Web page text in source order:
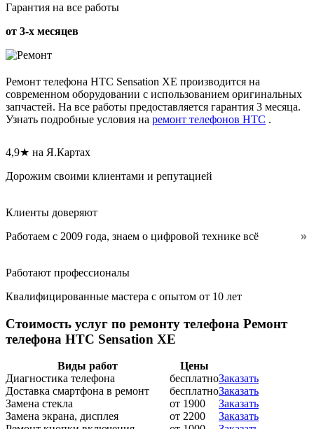
Гарантия на все работы
от 3-х месяцев
Ремонт телефона HTC Sensation XE производится на
современном оборудовании с использованием оригинальных
запчастей. На все работы предоставляется гарантия 3 месяца.
Узнать подробные условия на ремонт телефонов HTC .
4,9★ на Я.Картах
Дорожим своими клиентами и репутацией
Клиенты доверяют
Работаем с 2009 года, знаем о цифровой технике всё
Работают профессионалы
Квалифицированные мастера с опытом от 10 лет
Стоимость услуг по ремонту телефона Ремонт
телефона HTC Sensation XE
Виды работ
Цены
Диагностика телефона
бесплатноЗаказать
Доставка смартфона в ремонт
бесплатноЗаказать
Замена стекла
от 1900
Заказать
Замена экрана, дисплея
от 2200
Заказать